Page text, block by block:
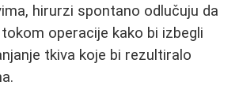
hirurzi spontano odlučuju da
operacije kako bi izbegli
tkiva koje bi rezultiralo